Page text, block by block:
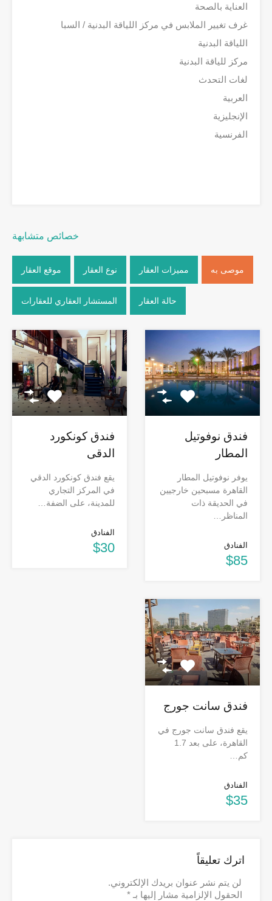
العناية بالصحة
غرف تغيير الملابس في مركز اللياقة البدنية / السبا
اللياقة البدنية
مركز للياقة البدنية
لغات التحدث
العربية
الإنجليزية
الفرنسية
خصائص متشابهة
موصى به مميزات العقار نوع العقار موقع العقار
حالة العقار المستشار العقاري للعقارات
فندق نوفوتيل
المطار
يوفر نوفوتيل المطار
القاهرة مسبحين خارجيين
في الحديقة ذات
المناظر…
الفنادق
$85
فندق كونكورد
الدقى
يقع فندق كونكورد الدقي
في المركز التجاري
للمدينة، على الضفة…
الفنادق
$30
فندق سانت جورج
يقع فندق سانت جورج في
القاهرة، على بعد 1.7
كم…
الفنادق
$35
اترك تعليقاً
لن يتم نشر عنوان بريدك الإلكتروني.
الحقول الإلزامية مشار إليها بـ *